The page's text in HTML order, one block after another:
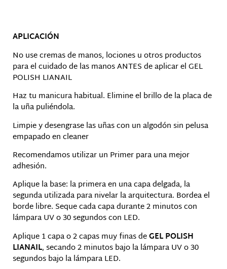
APLICACIÓN
No use cremas de manos, lociones u otros productos
para el cuidado de las manos ANTES de aplicar el GEL
POLISH LIANAIL
Haz tu manicura habitual. Elimine el brillo de la placa de
la uña puliéndola.
Limpie y desengrase las uñas con un algodón sin pelusa
empapado en cleaner
Recomendamos utilizar un Primer para una mejor
adhesión.
Aplique la base: la primera en una capa delgada, la
segunda utilizada para nivelar la arquitectura. Bordea el
borde libre. Seque cada capa durante 2 minutos con
lámpara UV o 30 segundos con LED.
Aplique 1 capa o 2 capas muy finas deGEL POLISH
LIANAIL, secando 2 minutos bajo la lámpara UV o 30
segundos bajo la lámpara LED.